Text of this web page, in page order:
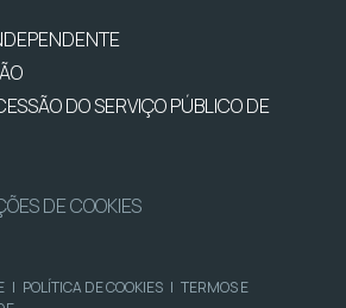
DO SERVIÇO PÚBLICO DE
DE COOKIES
| POLÍTICA DE COOKIES | TERMOS E